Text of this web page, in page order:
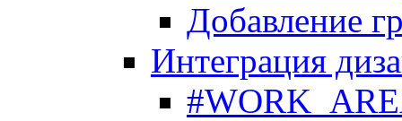
Добавление
Интеграция